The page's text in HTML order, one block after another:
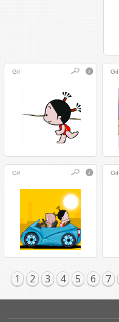
Gif Gif
Gif Gif
1 2 3 4 5 6 7